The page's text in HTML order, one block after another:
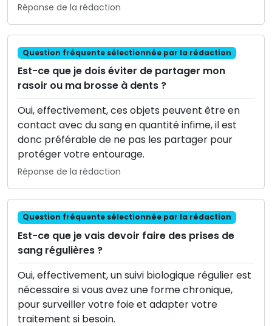
Réponse de la rédaction
Question fréquente sélectionnée par la rédaction
Est-ce que je dois éviter de partager mon
rasoir ou ma brosse à dents ?
Oui, effectivement, ces objets peuvent être en
contact avec du sang en quantité infime, il est
donc préférable de ne pas les partager pour
protéger votre entourage.
Réponse de la rédaction
Question fréquente sélectionnée par la rédaction
Est-ce que je vais devoir faire des prises de
sang régulières ?
Oui, effectivement, un suivi biologique régulier est
nécessaire si vous avez une forme chronique,
pour surveiller votre foie et adapter votre
traitement si besoin.